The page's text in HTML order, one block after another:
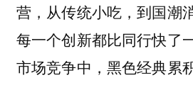
营，从传统小吃，到国潮
每一个创新都比同行快了
市场竞争中，黑色经典累